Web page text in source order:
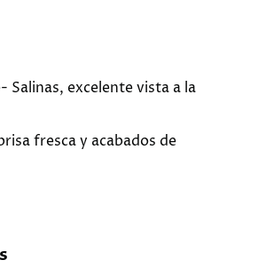
Salinas, excelente vista a la
fresca y acabados de